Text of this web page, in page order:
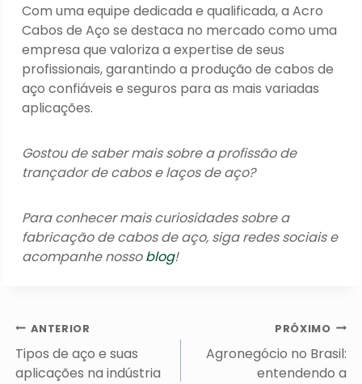
Com uma equipe dedicada e qualificada, a Acro
Cabos de Aço se destaca no mercado como uma
empresa que valoriza a expertise de seus
profissionais, garantindo a produção de cabos de
aço confiáveis e seguros para as mais variadas
aplicações.
Gostou de saber mais sobre a profissão de
trançador de cabos e laços de aço?
Para conhecer mais curiosidades sobre a
fabricação de cabos de aço, siga redes sociais e
acompanhe nossoblog!
Navegação
de
Post
ANTERIOR
Tipos de aço e suas
aplicações na indústria
PRÓXIMO
Agronegócio no Brasil:
entendendo a